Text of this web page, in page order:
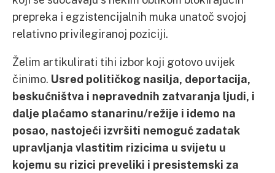
prepreka i egzistencijalnih muka unatoč svojoj
relativno privilegiranoj poziciji.
Želim artikulirati tihi izbor koji gotovo uvijek
činimo. Usred političkog nasilja, deportacija,
beskućništva i nepravednih zatvaranja ljudi, i
dalje plaćamo stanarinu/režije i idemo na
posao, nastojeći izvršiti nemoguć zadatak
upravljanja vlastitim rizicima u svijetu u
kojemu su rizici preveliki i presistemski za